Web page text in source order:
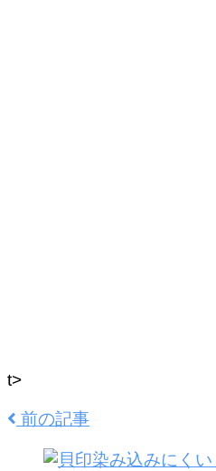
t>
前の記事